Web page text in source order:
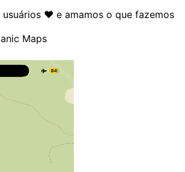
usuários ❤️ e amamos o que fazemos
Maps